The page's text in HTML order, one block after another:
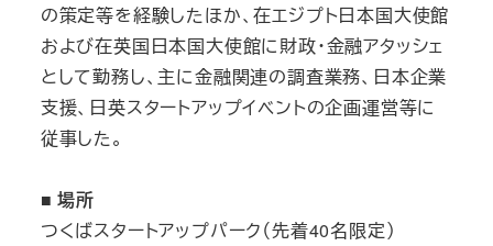
の策定等を経験したほか、在エジプト日本国大使館
および在英国日本国大使館に財政・金融アタッシェ
として勤務し、主に金融関連の調査業務、日本企業
支援、日英スタートアップイベントの企画運営等に
従事した。
■ 場所
つくばスタートアップパーク（先着40名限定）